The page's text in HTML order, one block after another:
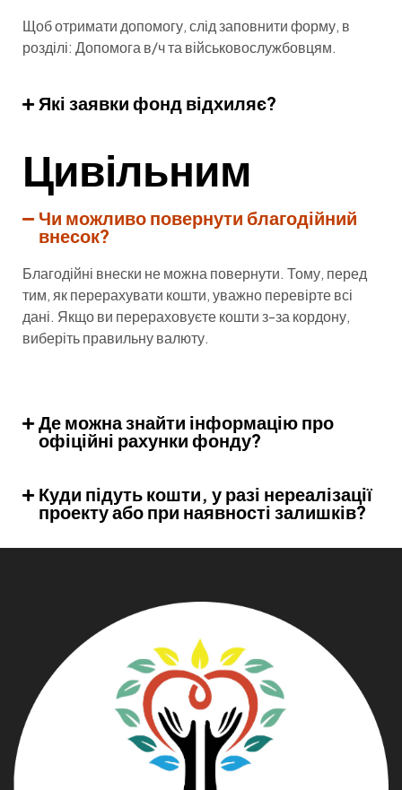
Щоб отримати допомогу, слід заповнити форму, в
розділі: Допомога в/ч та військовослужбовцям.
Які заявки фонд відхиляє?
Цивільним
Чи можливо повернути благодійний
внесок?
Благодійні внески не можна повернути. Тому, перед
тим, як перерахувати кошти, уважно перевірте всі
дані. Якщо ви перераховуєте кошти з-за кордону,
виберіть правильну валюту.
Де можна знайти інформацію про
офіційні рахунки фонду?
Куди підуть кошти, у разі нереалізації
проекту або при наявності залишків?